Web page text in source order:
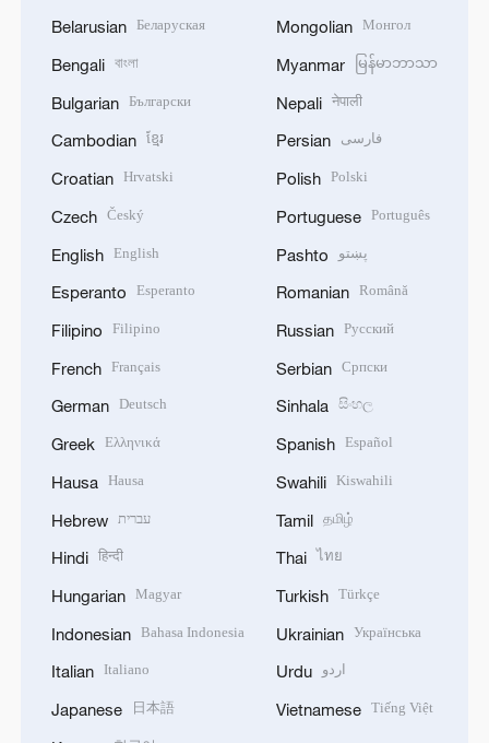
Belarusian Беларуская
Bengali বাংলা
Bulgarian Български
Cambodian ខ្មែរ
Croatian Hrvatski
Czech Český
English English
Esperanto Esperanto
Filipino Filipino
French Français
German Deutsch
Greek Ελληνικά
Hausa Hausa
Hebrew עברית
Hindi हिन्दी
Hungarian Magyar
Indonesian Bahasa Indonesia
Italian Italiano
Japanese 日本語
Mongolian Монгол
Myanmar မြန်မာဘာသာ
Nepali नेपाली
Persian فارسی
Polish Polski
Portuguese Português
Pashto پښتو
Romanian Română
Russian Русский
Serbian Српски
Sinhala සිංහල
Spanish Español
Swahili Kiswahili
Tamil தமிழ்
Thai ไทย
Turkish Türkçe
Ukrainian Українська
Urdu اردو
Vietnamese Tiếng Việt